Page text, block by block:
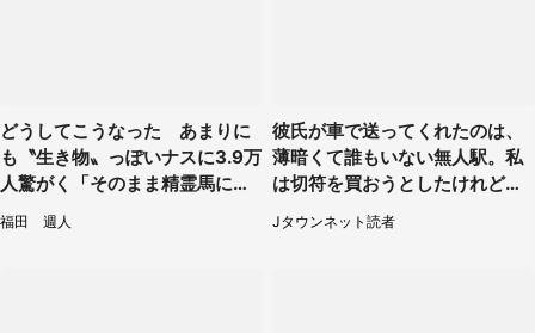
どうしてこうなった あまりに
も〝生き物〟っぽいナスに3.9万
人驚がく「そのまま精霊馬に使
えそう」
福田 週人
彼氏が車で送ってくれたのは、
薄暗くて誰もいない無人駅。私
は切符を買おうとしたけれど
（山形県・20代女性）
Jタウンネット読者